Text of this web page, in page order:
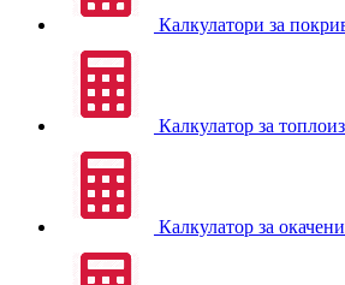
Калкулатори за
Калкулатор за
Калкулатор за